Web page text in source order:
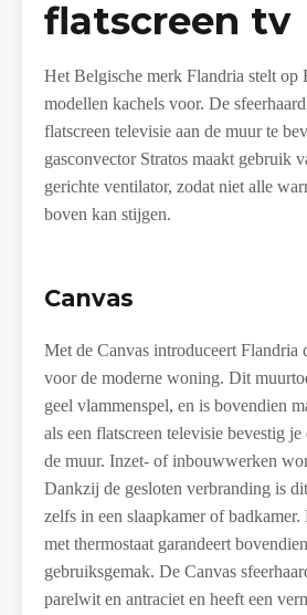
flatscreen tv
Het Belgische merk Flandria stelt
modellen kachels voor. De
flatscreen televisie aan de muur te
gasconvector Stratos maakt gebruik
gerichte ventilator, zodat niet alle
boven kan stijgen.
Canvas
Met de Canvas introduceert Flandria
voor de moderne woning. Dit
geel vlammenspel, en is bovendien
als een flatscreen televisie bevestig
de muur. Inzet- of inbouwwerken
Dankzij de gesloten verbranding is
zelfs in een slaapkamer of badkamer.
met thermostaat garandeert
gebruiksgemak. De Canvas
parelwit en antraciet en heeft een